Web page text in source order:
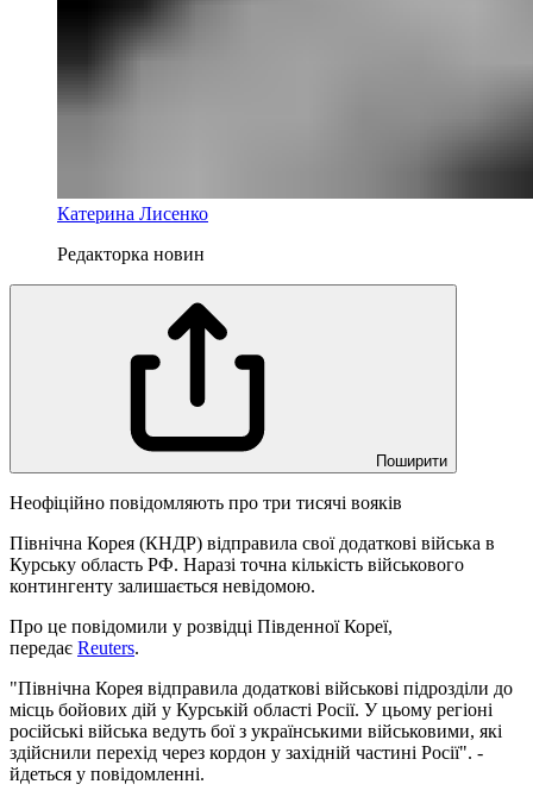
Катерина Лисенко
Редакторка новин
Поширити
Неофіційно повідомляють про три тисячі вояків
Північна Корея (КНДР) відправила свої додаткові війська в
Курську область РФ. Наразі точна кількість військового
контингенту залишається невідомою.
Про це повідомили у розвідці Південної Кореї,
передає Reuters.
"Північна Корея відправила додаткові військові підрозділи до
місць бойових дій у Курській області Росії. У цьому регіоні
російські війська ведуть бої з українськими військовими, які
здійснили перехід через кордон у західній частині Росії". -
йдеться у повідомленні.